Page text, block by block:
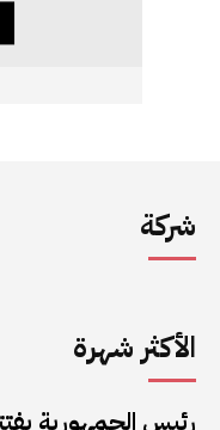
شركة
الأكثر شهرة
رئيس الجمهورية